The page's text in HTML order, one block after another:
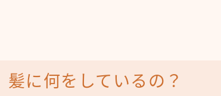
髪に何をしているの？